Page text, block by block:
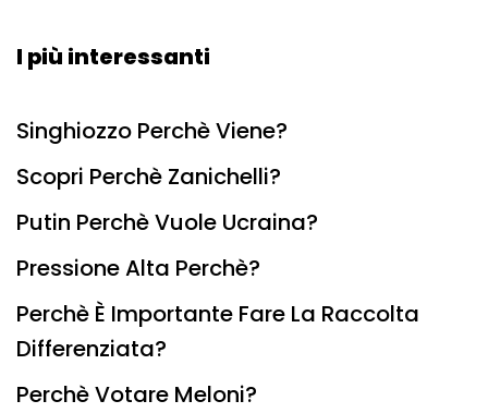
I più interessanti
Singhiozzo Perchè Viene?
Scopri Perchè Zanichelli?
Putin Perchè Vuole Ucraina?
Pressione Alta Perchè?
Perchè È Importante Fare La Raccolta
Differenziata?
Perchè Votare Meloni?